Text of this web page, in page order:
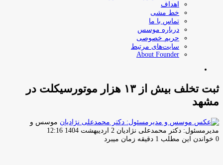
اهداف
خط مشی
تماس با ما
درباره موسس
حریم خصوصی
سایت‌های مرتبط
About Founder
ثبت تخلف بیش از ۱۳ هزار موتورسیکلت در
مشهد
موسس و
مدیرمسئول: دکتر محمدعلی نژادیان ارسال
ایمیل
2 اردیبهشت 1404 12:16
0 خواندن این مطلب 1 دقیقه زمان میبرد